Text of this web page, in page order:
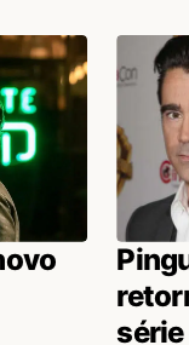
série